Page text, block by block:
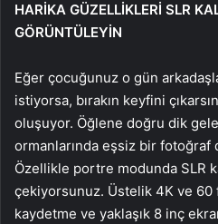
HARİKA GÜZELLİKLERİ SLR
GÖRÜNTÜLEYİN
Eğer çocuğunuz o gün
istiyorsa, bırakın keyfini
oluşuyor. Öğlene doğru dik
ormanlarında eşsiz bir fotoğraf
Özellikle portre modunda SLR
çekiyorsunuz. Üstelik 4K ve 60
kaydetme ve yaklaşık 8 inç